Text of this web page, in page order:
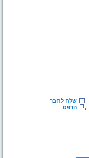
שלח לחבר
הדפס